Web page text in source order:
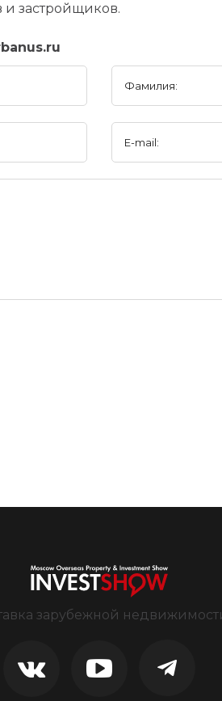
и застройщиков.
Фамилия:
E-mail:
зарубежной